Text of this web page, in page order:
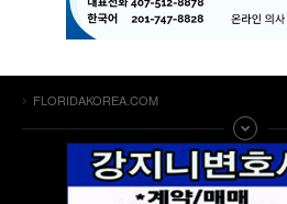
FLORIDAKOREA.COM